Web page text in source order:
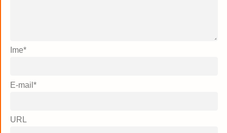
Ime*
E-mail*
URL